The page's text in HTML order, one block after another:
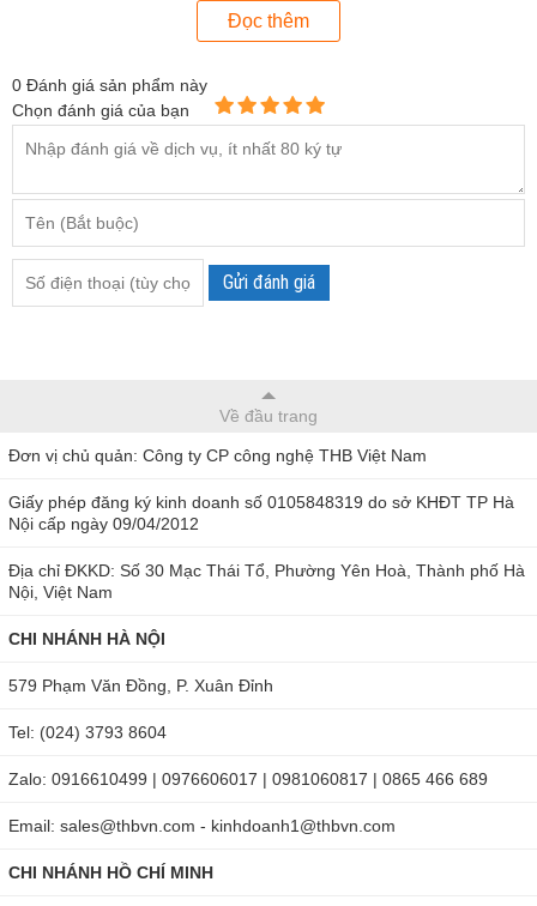
Thiết kế gọn, nhẹ, thuận tiện cho việc vận chuyển và sử
Đọc thêm
0 Đánh giá sản phẩm này
Chọn đánh giá của bạn
Gửi đánh giá
Về đầu trang
Đơn vị chủ quản: Công ty CP công nghệ THB Việt Nam
Giấy phép đăng ký kinh doanh số 0105848319 do sở KHĐT TP Hà
Nội cấp ngày 09/04/2012
Địa chỉ ĐKKD: Số 30 Mạc Thái Tổ, Phường Yên Hoà, Thành phố Hà
Nội, Việt Nam
CHI NHÁNH HÀ NỘI
579 Phạm Văn Đồng, P. Xuân Đỉnh
Tel: (024) 3793 8604
Zalo: 0916610499 | 0976606017 | 0981060817 | 0865 466 689
Email: sales@thbvn.com - kinhdoanh1@thbvn.com
CHI NHÁNH HỒ CHÍ MINH